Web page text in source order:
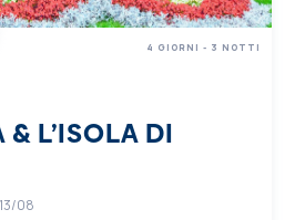
L’ISOLA DI
4 GIORNI - 3 NOTTI
08